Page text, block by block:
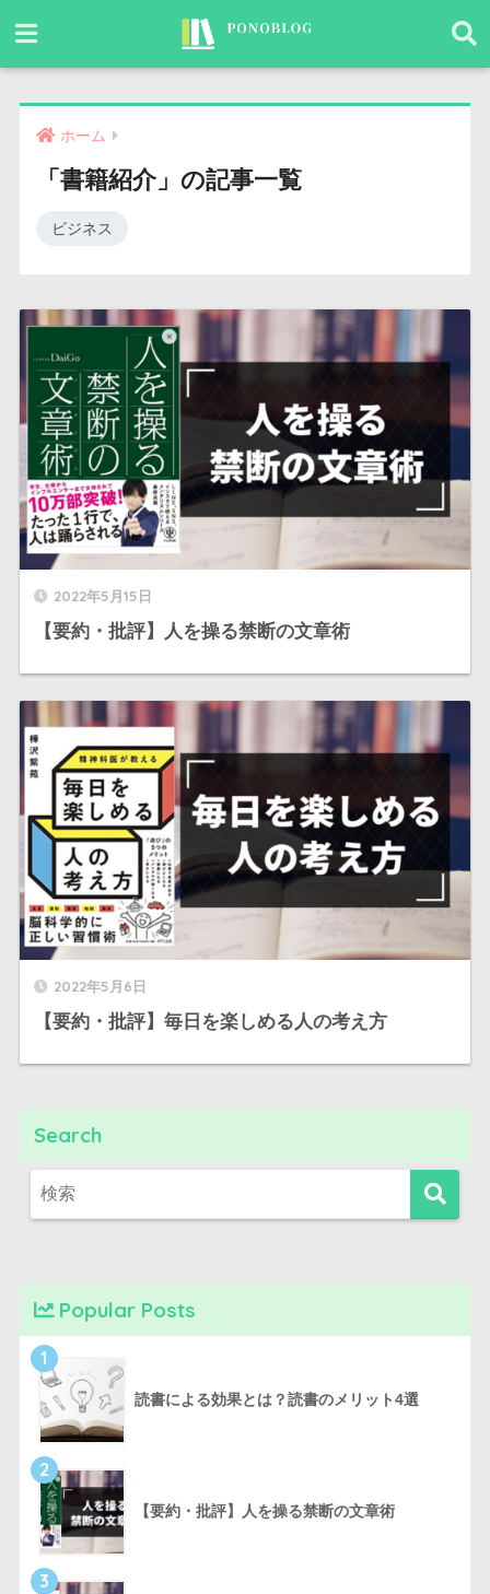
ホーム
「書籍紹介」の記事一覧
ビジネス
2022年5月15日
【要約・批評】人を操る禁断の文章術
2022年5月6日
【要約・批評】毎日を楽しめる人の考え方
Search
Popular Posts
1
読書による効果とは？読書のメリット4選
2
【要約・批評】人を操る禁断の文章術
3